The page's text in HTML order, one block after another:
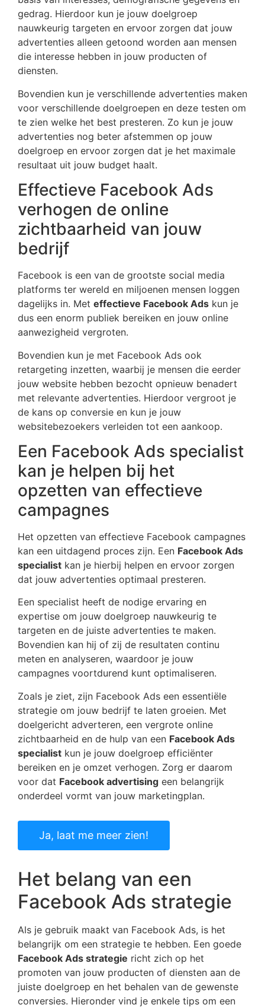
gedrag. Hierdoor kun je jouw doelgroep
nauwkeurig targeten en ervoor zorgen dat jouw
advertenties alleen getoond worden aan mensen
die interesse hebben in jouw producten of
diensten.
Bovendien kun je verschillende advertenties maken
voor verschillende doelgroepen en deze testen om
te zien welke het best presteren. Zo kun je jouw
advertenties nog beter afstemmen op jouw
doelgroep en ervoor zorgen dat je het maximale
resultaat uit jouw budget haalt.
Effectieve Facebook Ads
verhogen de online
zichtbaarheid van jouw
bedrijf
Facebook is een van de grootste social media
platforms ter wereld en miljoenen mensen loggen
dagelijks in. Met effectieve Facebook Ads kun je
dus een enorm publiek bereiken en jouw online
aanwezigheid vergroten.
Bovendien kun je met Facebook Ads ook
retargeting inzetten, waarbij je mensen die eerder
jouw website hebben bezocht opnieuw benadert
met relevante advertenties. Hierdoor vergroot je
de kans op conversie en kun je jouw
websitebezoekers verleiden tot een aankoop.
Een Facebook Ads specialist
kan je helpen bij het
opzetten van effectieve
campagnes
Het opzetten van effectieve Facebook campagnes
kan een uitdagend proces zijn. Een Facebook Ads
specialist kan je hierbij helpen en ervoor zorgen
dat jouw advertenties optimaal presteren.
Een specialist heeft de nodige ervaring en
expertise om jouw doelgroep nauwkeurig te
targeten en de juiste advertenties te maken.
Bovendien kan hij of zij de resultaten continu
meten en analyseren, waardoor je jouw
campagnes voortdurend kunt optimaliseren.
Zoals je ziet, zijn Facebook Ads een essentiële
strategie om jouw bedrijf te laten groeien. Met
doelgericht adverteren, een vergrote online
zichtbaarheid en de hulp van een Facebook Ads
specialist kun je jouw doelgroep efficiënter
bereiken en je omzet verhogen. Zorg er daarom
voor dat Facebook advertising een belangrijk
onderdeel vormt van jouw marketingplan.
Ja, laat me meer zien!
Het belang van een
Facebook Ads strategie
Als je gebruik maakt van Facebook Ads, is het
belangrijk om een strategie te hebben. Een goede
Facebook Ads strategie richt zich op het
promoten van jouw producten of diensten aan de
juiste doelgroep en het behalen van de gewenste
conversies. Hieronder vind je enkele tips om een